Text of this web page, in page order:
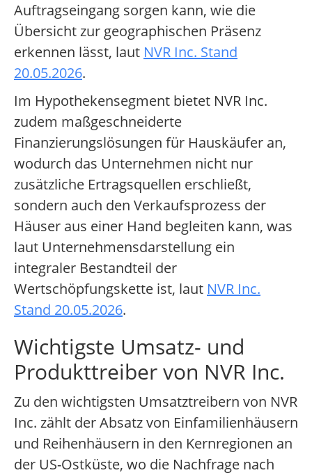
Auftragseingang sorgen kann, wie die
Übersicht zur geographischen Präsenz
erkennen lässt, laut NVR Inc. Stand
20.05.2026.
Im Hypothekensegment bietet NVR Inc.
zudem maßgeschneiderte
Finanzierungslösungen für Hauskäufer an,
wodurch das Unternehmen nicht nur
zusätzliche Ertragsquellen erschließt,
sondern auch den Verkaufsprozess der
Häuser aus einer Hand begleiten kann, was
laut Unternehmensdarstellung ein
integraler Bestandteil der
Wertschöpfungskette ist, laut NVR Inc.
Stand 20.05.2026.
Wichtigste Umsatz- und
Produkttreiber von NVR Inc.
Zu den wichtigsten Umsatztreibern von NVR
Inc. zählt der Absatz von Einfamilienhäusern
und Reihenhäusern in den Kernregionen an
der US-Ostküste, wo die Nachfrage nach